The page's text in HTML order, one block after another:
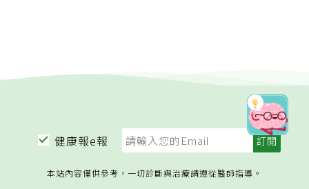
健康報e報
本站內容僅供參考，一切診斷與治療請遵從醫師指導。